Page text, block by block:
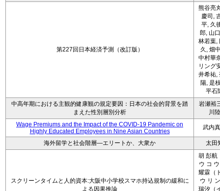
第227回日本経済予測（改訂版）
熊谷亮
慶司,
平, 久
郎, 山
林若葉,
久, 畑
中村華
リング
井希祐,
陽, 是
平石
中高年期における主観的健康観の規定要因：日本の社会的背景を踏
まえた性別層別分析
岩瀬裕
川
Wage Premiums and the Impact of the COVID‑19 Pandemic on
Highly Educated Employees in Nine Asian Countries
武内
海外留学と社会階層―エリートか、大衆か 太田
スクリーンタイムと人的資本:大阪中小学校スマホ持込規制の緩和に
よる因果推論
胡 彭航
ウ コ
耀霖（
ウ リ
瑞汐（